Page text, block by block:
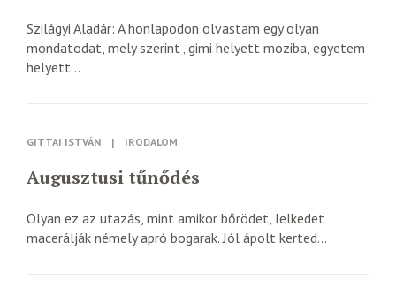
Szilágyi Aladár: A honlapodon olvastam egy olyan
mondatodat, mely szerint „gimi helyett moziba, egyetem
helyett...
GITTAI ISTVÁN | IRODALOM
Augusztusi tűnődés
Olyan ez az utazás, mint amikor bőrödet, lelkedet
macerálják némely apró bogarak. Jól ápolt kerted...